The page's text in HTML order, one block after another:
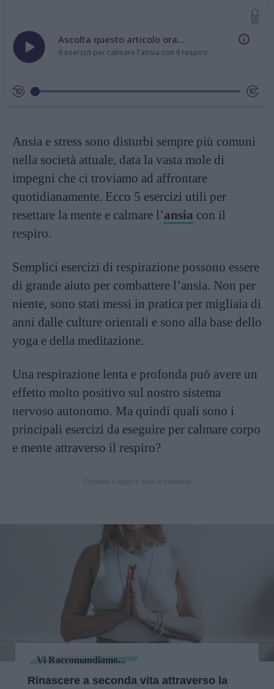
Ascolta questo articolo ora...
6 esercizi per calmare l'ansia con il respiro
Ansia e stress sono disturbi sempre più comuni
nella società attuale, data la vasta mole di
impegni che ci troviamo ad affrontare
quotidianamente. Ecco 5 esercizi utili per
resettare la mente e calmare l’ansia con il
respiro.
Semplici esercizi di respirazione possono essere
di grande aiuto per combattere l’ansia. Non per
niente, sono stati messi in pratica per migliaia di
anni dalle culture orientali e sono alla base dello
yoga e della meditazione.
Una respirazione lenta e profonda può avere un
effetto molto positivo sul nostro sistema
nervoso autonomo. Ma quindi quali sono i
principali esercizi da eseguire per calmare corpo
e mente attraverso il respiro?
Vi Raccomandiamo...
Rinascere a seconda vita attraverso la